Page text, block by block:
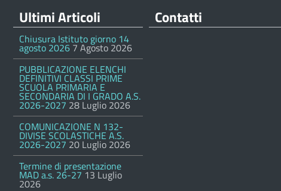
Ultimi Articoli
Chiusura Istituto giorno 14
agosto 2026 7 Agosto 2026
PUBBLICAZIONE ELENCHI
DEFINITIVI CLASSI PRIME
SCUOLA PRIMARIA E
SECONDARIA DI I GRADO A.S.
2026-2027 28 Luglio 2026
COMUNICAZIONE N 132-
DIVISE SCOLASTICHE A.S.
2026-2027 20 Luglio 2026
Termine di presentazione
MAD a.s. 26-27 13 Luglio
2026
Contatti